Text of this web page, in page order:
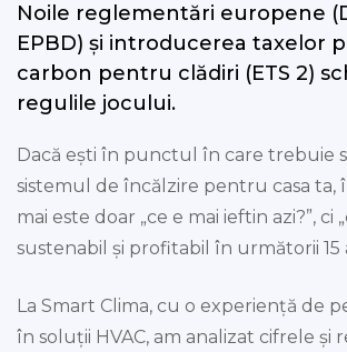
Noile reglementări europene
EPBD) și introducerea taxelor
carbon pentru clădiri (ETS 2)
regulile jocului.
Dacă ești în punctul în care trebuie
sistemul de încălzire pentru casa ta,
mai este doar „ce e mai ieftin azi?”, ci
sustenabil și profitabil în următorii 15
La Smart Clima, cu o experiență de
în soluții HVAC, am analizat cifrele și